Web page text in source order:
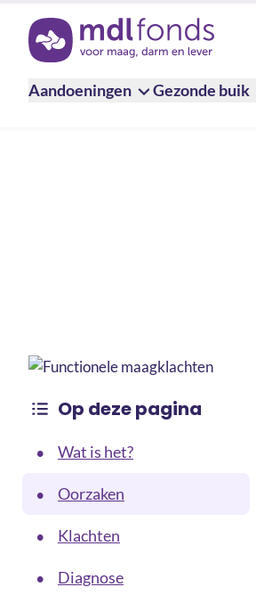
Terug naar de homepage
Aandoeningen Gezonde buik
Op deze pagina
• Wat is het?
• Oorzaken
• Klachten
• Diagnose